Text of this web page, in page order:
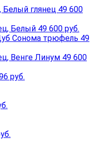
глянец 49 600
Белый 49 600 руб.
Сонома трюфель 49
Венге Линум 49 600
руб.